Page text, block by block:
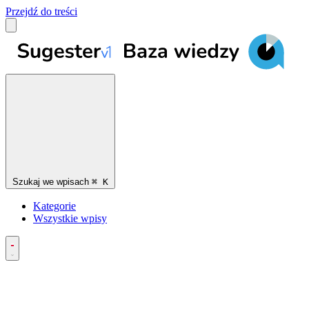
Przejdź do treści
Szukaj we wpisach ⌘ K
Kategorie
Wszystkie wpisy